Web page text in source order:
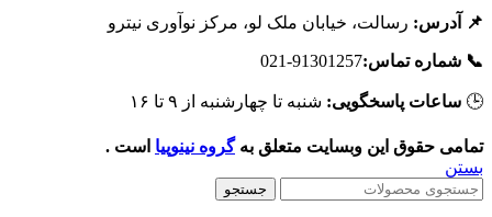
آدرس: رسالت، خیابان ملک لو، مرکز نوآوری نیترو
شماره تماس: 91301257-021
ساعات پاسخگویی: شنبه تا چهارشنبه از ۹ تا ۱۶
حقوق این وبسایت متعلق بهگروه نینوپیااست .
جستجو